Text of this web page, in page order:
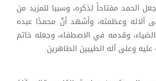
الحمد مفتاحاً لذكره، وسببا للمزيد من
آلائه وعظمته، وأشهد أنّ محمدًا عبده
وقدمه في الاصطفاء، وجعله خاتم
عليه وعلى آله الطيبين الطاهرين.